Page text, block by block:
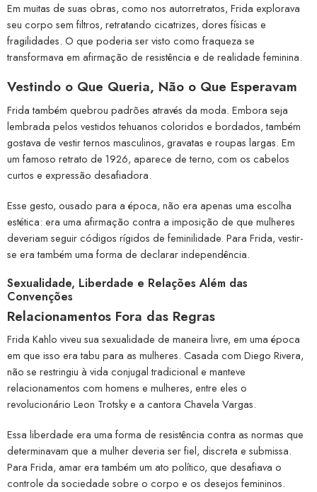
Em muitas de suas obras, como nos autorretratos, Frida explorava
seu corpo sem filtros, retratando cicatrizes, dores físicas e
fragilidades. O que poderia ser visto como fraqueza se
transformava em afirmação de resistência e de realidade feminina.
Vestindo o Que Queria, Não o Que Esperavam
Frida também quebrou padrões através da moda. Embora seja
lembrada pelos vestidos tehuanos coloridos e bordados, também
gostava de vestir ternos masculinos, gravatas e roupas largas. Em
um famoso retrato de 1926, aparece de terno, com os cabelos
curtos e expressão desafiadora.
Esse gesto, ousado para a época, não era apenas uma escolha
estética: era uma afirmação contra a imposição de que mulheres
deveriam seguir códigos rígidos de feminilidade. Para Frida, vestir-
se era também uma forma de declarar independência.
Sexualidade, Liberdade e Relações Além das
Convenções
Relacionamentos Fora das Regras
Frida Kahlo viveu sua sexualidade de maneira livre, em uma época
em que isso era tabu para as mulheres. Casada com Diego Rivera,
não se restringiu à vida conjugal tradicional e manteve
relacionamentos com homens e mulheres, entre eles o
revolucionário Leon Trotsky e a cantora Chavela Vargas.
Essa liberdade era uma forma de resistência contra as normas que
determinavam que a mulher deveria ser fiel, discreta e submissa.
Para Frida, amar era também um ato político, que desafiava o
controle da sociedade sobre o corpo e os desejos femininos.